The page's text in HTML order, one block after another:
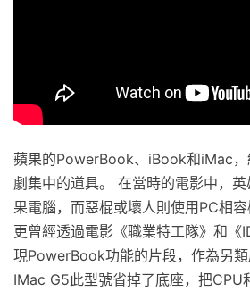
蘋果的PowerBook、iBook和iMac，
劇集中的道具。 在當時的電影中，
果電腦，而惡棍或壞人則使用PC相
更曾經透過電影《職業特工隊》和《
現PowerBook功能的片段，作為另類
IMac G5此型號省掉了底座，把CPU